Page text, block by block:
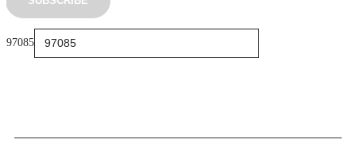
97085